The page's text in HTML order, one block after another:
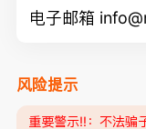
电子邮箱
风险提示
重要警示‼️：不法骗